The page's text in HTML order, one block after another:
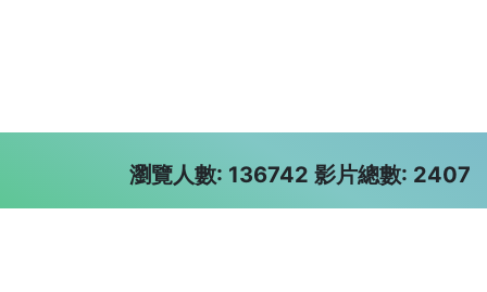
瀏覽人數: 136742 影片總數: 2407